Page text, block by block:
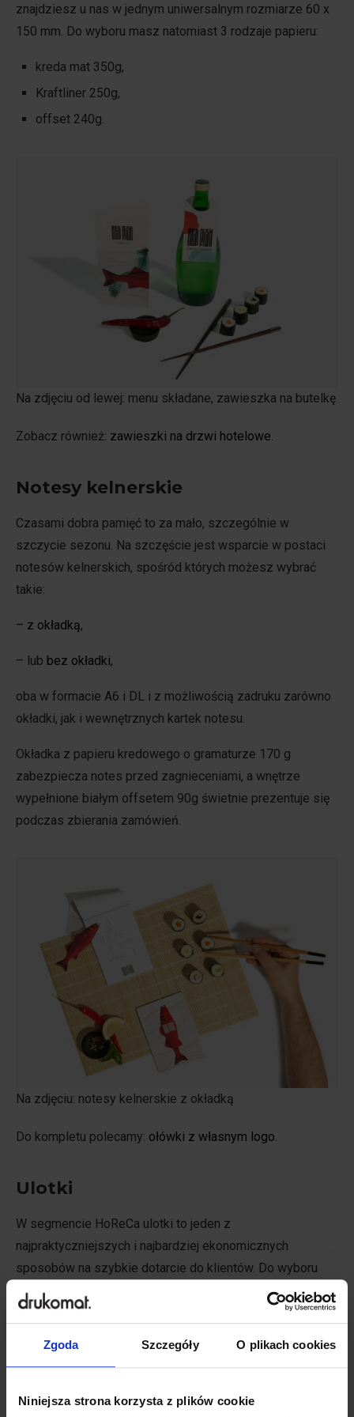
Zgoda Szczegóły O plikach cookies
Niniejsza strona korzysta z plików cookie
znajdziesz u nas w jednym uniwersalnym rozmiarze 60 x
150 mm. Do wyboru masz natomiast 3 rodzaje papieru:
kreda mat 350g,
Kraftliner 250g,
offset 240g.
Na zdjęciu od lewej: menu składane, zawieszka na butelkę
Zobacz również: zawieszki na drzwi hotelowe.
Notesy kelnerskie
Czasami dobra pamięć to za mało, szczególnie w
szczycie sezonu. Na szczęście jest wsparcie w postaci
notesów kelnerskich, spośród których możesz wybrać
takie:
– z okładką,
– lub bez okładki,
oba w formacie A6 i DL i z możliwością zadruku zarówno
okładki, jak i wewnętrznych kartek notesu.
Okładka z papieru kredowego o gramaturze 170 g
zabezpiecza notes przed zagnieceniami, a wnętrze
wypełnione białym offsetem 90g świetnie prezentuje się
podczas zbierania zamówień.
Na zdjęciu: notesy kelnerskie z okładką
Do kompletu polecamy: ołówki z własnym logo.
Ulotki
W segmencie HoReCa ulotki to jeden z
najpraktyczniejszych i najbardziej ekonomicznych
sposobów na szybkie dotarcie do klientów. Do wyboru
masz:
ulotki zwykłe,
ulotki składane
ulotki personalizowane